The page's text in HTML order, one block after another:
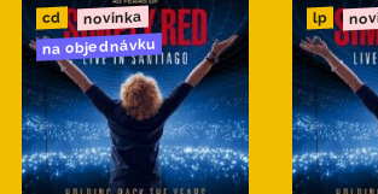
cd novinka
na objednávku
lp